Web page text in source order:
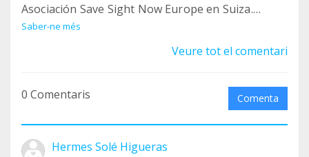
Asociación Save Sight Now Europe en Suiza.
Ahora nos hace muy felices anunciaros que damos
un paso más, hemos creado una Fundación para
Barcelona el 7 de noviembre.
Saber-ne més
Veure tot el comentari
0 Comentaris Comenta
Hermes Solé Higueras